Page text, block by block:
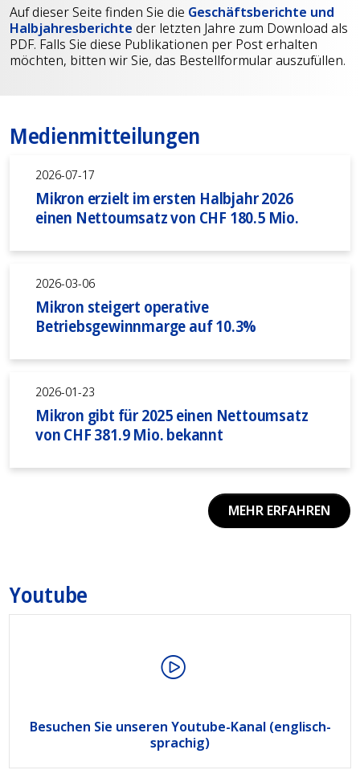
Auf dieser Seite finden Sie die Geschäftsberichte und
Halbjahresberichte der letzten Jahre zum Download als
PDF. Falls Sie diese Publikationen per Post erhalten
möchten, bitten wir Sie, das Bestellformular auszufüllen.
Medienmitteilungen
2026-07-17
Mikron erzielt im ersten Halbjahr 2026
einen Nettoumsatz von CHF 180.5 Mio.
2026-03-06
Mikron steigert operative
Betriebsgewinnmarge auf 10.3%
2026-01-23
Mikron gibt für 2025 einen Nettoumsatz
von CHF 381.9 Mio. bekannt
MEHR ERFAHREN
Youtube
Besuchen Sie unseren Youtube-Kanal (englisch-
sprachig)